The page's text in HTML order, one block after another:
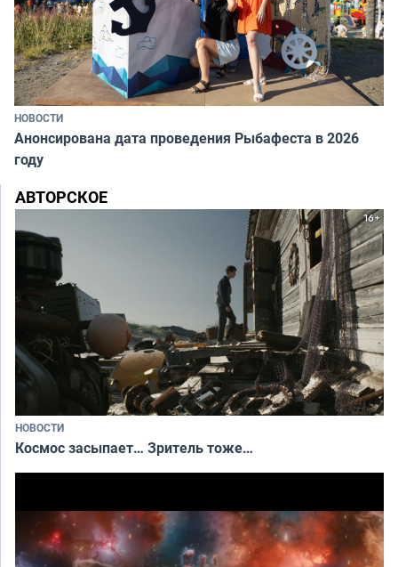
НОВОСТИ
Анонсирована дата проведения Рыбафеста в 2026
году
АВТОРСКОЕ
НОВОСТИ
Космос засыпает… Зритель тоже…